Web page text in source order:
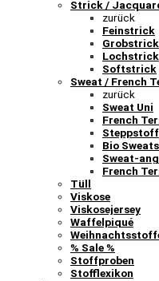
Strick /
zurück
Feinstrick
Grobstrick
Lochstrick
Softstrick
Sweat / French
zurück
Sweat Uni
French
Steppstoff
Bio
Sweat-
French
Tüll
Viskose
Viskosejersey
Waffelpiqué
% Sale %
Stoffproben
Stofflexikon